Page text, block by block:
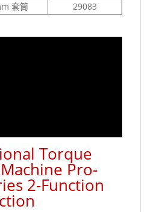
套筒
29083
Torque
Pro-
2-Function